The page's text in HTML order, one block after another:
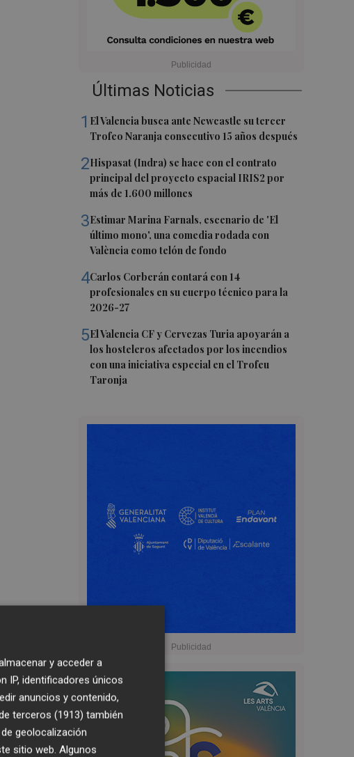
Últimas Noticias
1 El Valencia busca ante Newcastle su tercer
Trofeo Naranja consecutivo 15 años después
2Hispasat (Indra) se hace con el contrato
principal del proyecto espacial IRIS2 por
más de 1.600 millones
3Estimar Marina Farnals, escenario de 'El
último mono', una comedia rodada con
València como telón de fondo
4Carlos Corberán contará con 14
profesionales en su cuerpo técnico para la
2026-27
5El Valencia CF y Cervezas Turia apoyarán a
los hosteleros afectados por los incendios
con una iniciativa especial en el Trofeu
Taronja
y acceder a
IP, identificadores únicos
anuncios y contenido,
terceros (1913) también
geolocalización
sitio web. Algunos